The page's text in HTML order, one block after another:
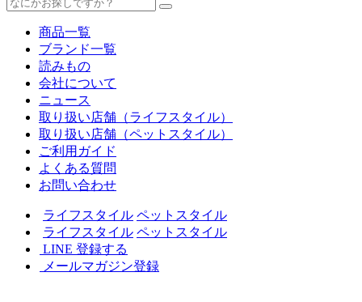
商品一覧
ブランド一覧
読みもの
会社について
ニュース
取り扱い店舗（ライフスタイル）
取り扱い店舗（ペットスタイル）
ご利用ガイド
よくある質問
お問い合わせ
ライフスタイル ペットスタイル
ライフスタイル ペットスタイル
LINE 登録する
メールマガジン登録